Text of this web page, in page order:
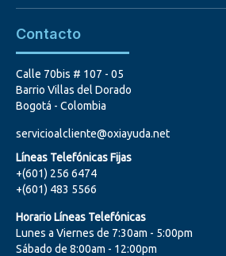
Contacto
Calle 70bis # 107 - 05
Barrio Villas del Dorado
Bogotá - Colombia
servicioalcliente@oxiayuda.net
Líneas Telefónicas Fijas
+(601) 256 6474
+(601) 483 5566
Horario Líneas Telefónicas
Lunes a Viernes de 7:30am - 5:00pm
Sábado de 8:00am - 12:00pm